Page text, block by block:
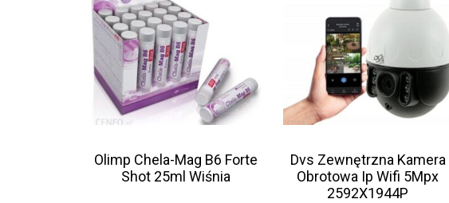
Olimp Chela-Mag B6 Forte
Shot 25ml Wiśnia
Dvs Zewnętrzna Kamera
Obrotowa Ip Wifi 5Mpx
2592X1944P